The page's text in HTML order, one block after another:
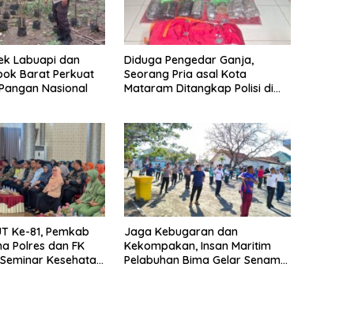
Labuapi dan
Barat Perkuat
Nasional
Diduga Pengedar Ganja,
Seorang Pria asal Kota
Mataram Ditangkap Polisi di
Ke-81, Pemkab
Polres dan FK
Kesehatan
Jaga Kebugaran dan
Kekompakan, Insan Maritim
Pelabuhan Bima Gelar Senam